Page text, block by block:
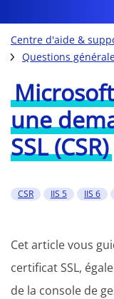
Centre d'aide &
Questions
une
SSL (CSR)
CSR IIS 5 IIS 6
Cet article vous
certificat SSL,
de la console de